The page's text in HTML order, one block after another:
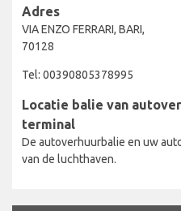
Adres
VIA ENZO FERRARI, BARI,
70128
Tel: 00390805378995
Locatie balie van
terminal
De autoverhuurbalie en uw
van de luchthaven.